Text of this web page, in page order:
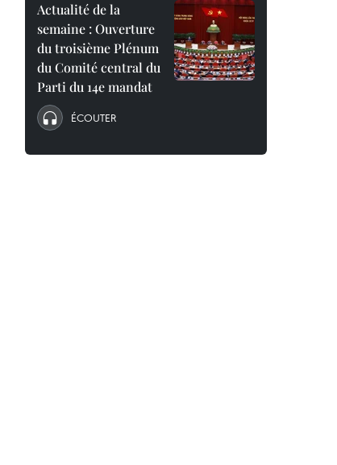
Actualité de la
semaine : Ouverture
du troisième Plénum
du Comité central du
Parti du 14e mandat
ÉCOUTER